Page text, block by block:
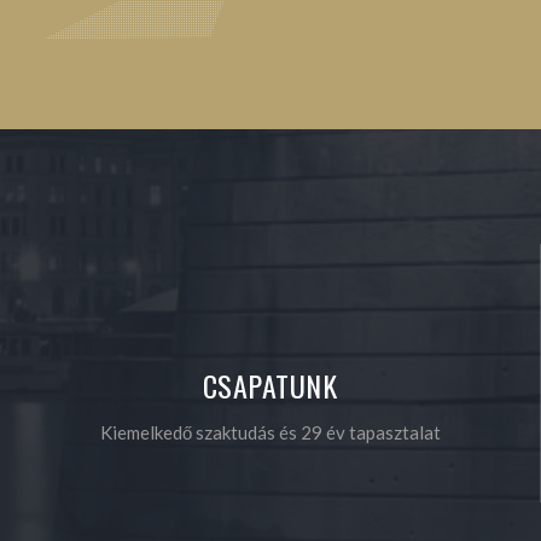
CSAPATUNK
Kiemelkedő szaktudás és 29 év tapasztalat